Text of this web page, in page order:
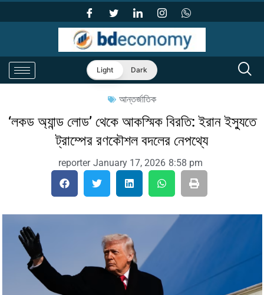
Light Dark
আন্তর্জাতিক
‘লকড অ্যান্ড লোড’ থেকে আকস্মিক বিরতি: ইরান ইস্যুতে
ট্রাম্পের রণকৌশল বদলের নেপথ্যে
reporter January 17, 2026 8:58 pm